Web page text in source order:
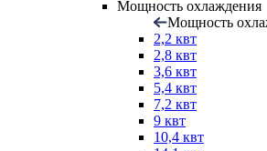
Мощность охлаждения
Мощность
2,2 квт
2,8 квт
3,6 квт
5,4 квт
7,2 квт
9 квт
10,4 квт